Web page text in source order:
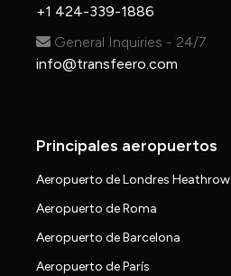
+1 424-339-1886
General Inquiries - 24/7
info@transfeero.com
Principales aeropuertos
Aeropuerto de Londres Heathrow
Aeropuerto de Roma
Aeropuerto de Barcelona
Aeropuerto de París